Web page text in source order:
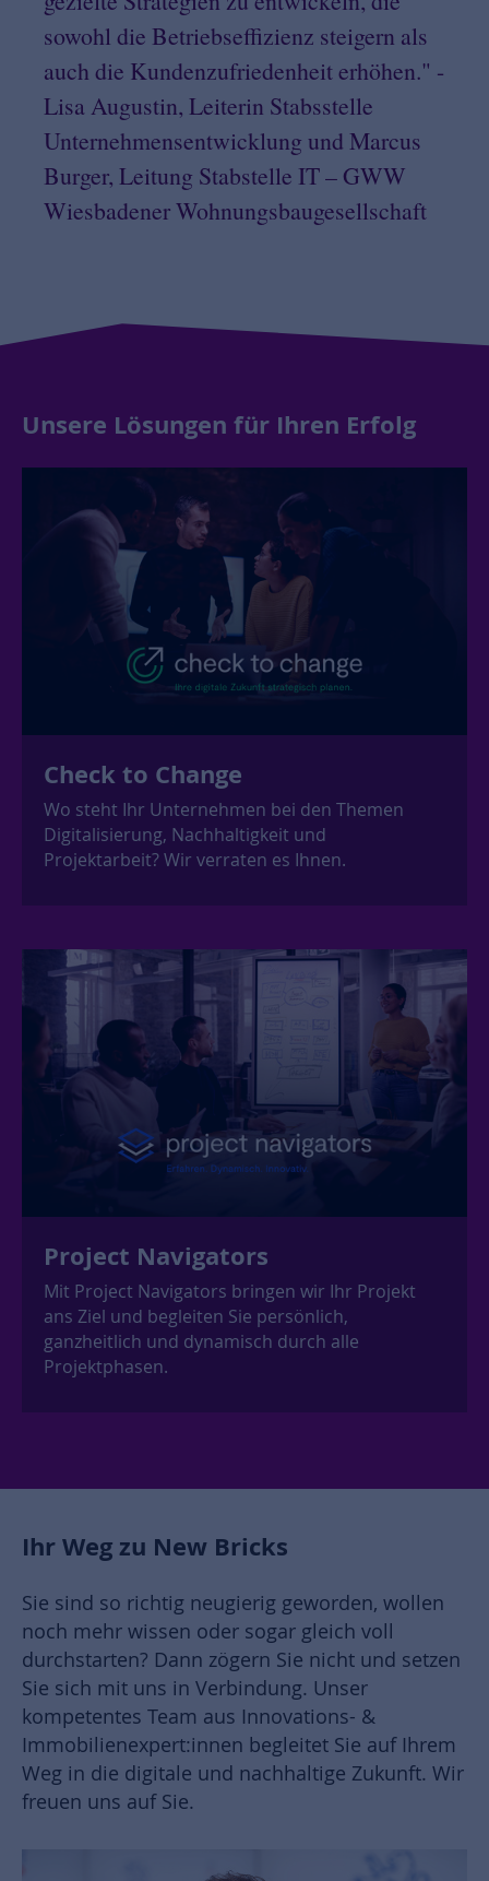
sowohl die Betriebseffizienz steigern als
auch die Kundenzufriedenheit erhöhen." -
Lisa Augustin, Leiterin Stabsstelle
Unternehmensentwicklung und Marcus
Burger, Leitung Stabstelle IT – GWW
Wiesbadener Wohnungsbaugesellschaft
Unsere Lösungen für Ihren Erfolg
Check to Change
Wo steht Ihr Unternehmen bei den Themen
Digitalisierung, Nachhaltigkeit und
Projektarbeit? Wir verraten es Ihnen.
Project Navigators
Mit Project Navigators bringen wir Ihr Projekt
ans Ziel und begleiten Sie persönlich,
ganzheitlich und dynamisch durch alle
Projektphasen.
Ihr Weg zu New Bricks
Sie sind so richtig neugierig geworden, wollen
noch mehr wissen oder sogar gleich voll
durchstarten? Dann zögern Sie nicht und setzen
Sie sich mit uns in Verbindung. Unser
kompetentes Team aus Innovations- &
Immobilienexpert:innen begleitet Sie auf Ihrem
Weg in die digitale und nachhaltige Zukunft. Wir
freuen uns auf Sie.